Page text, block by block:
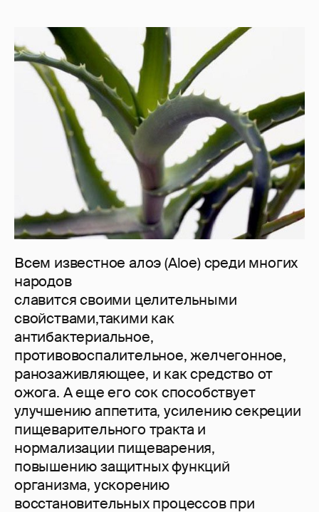
Всем известное алоэ (Aloe) среди многих
народов
славится своими целительными
свойствами,такими как
антибактериальное,
противовоспалительное, желчегонное,
ранозаживляющее, и как средство от
ожога. А еще его сок способствует
улучшению аппетита, усилению секреции
пищеварительного тракта и
нормализации пищеварения,
повышению защитных функций
организма, ускорению
восстановительных процессов при